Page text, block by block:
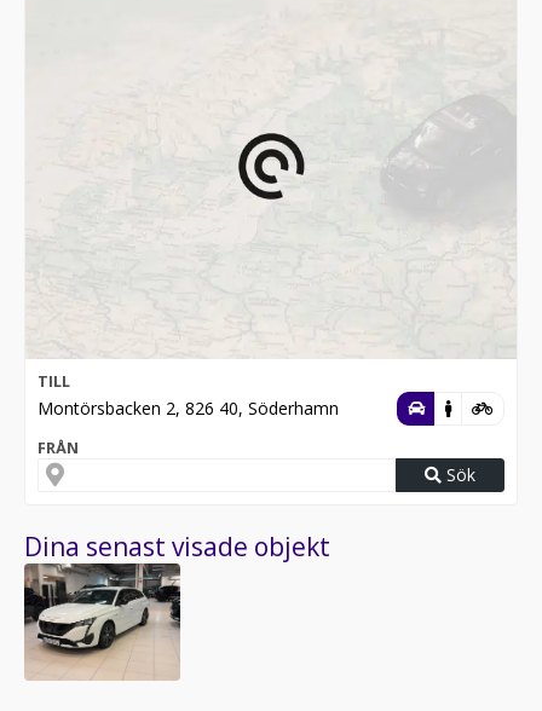
TILL
Montörsbacken 2, 826 40, Söderhamn
FRÅN
Sök
Dina senast visade objekt